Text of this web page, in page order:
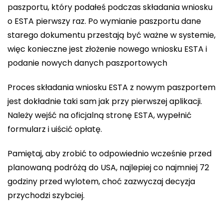
paszportu, który podałeś podczas składania wniosku
o ESTA pierwszy raz. Po wymianie paszportu dane
starego dokumentu przestają być ważne w systemie,
więc konieczne jest złożenie nowego wniosku ESTA i
podanie nowych danych paszportowych
Proces składania wniosku ESTA z nowym paszportem
jest dokładnie taki sam jak przy pierwszej aplikacji.
Należy wejść na oficjalną stronę ESTA, wypełnić
formularz i uiścić opłatę.
Pamiętaj, aby zrobić to odpowiednio wcześnie przed
planowaną podróżą do USA, najlepiej co najmniej 72
godziny przed wylotem, choć zazwyczaj decyzja
przychodzi szybciej.